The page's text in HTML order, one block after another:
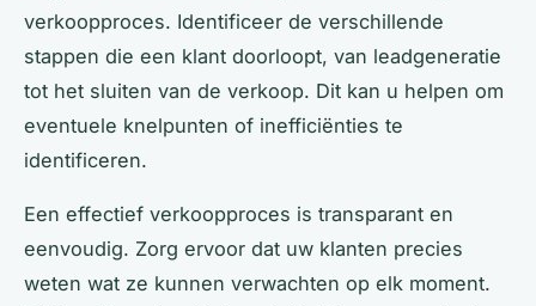
verkoopproces. Identificeer de verschillende
stappen die een klant doorloopt, van leadgeneratie
tot het sluiten van de verkoop. Dit kan u helpen om
eventuele knelpunten of inefficiënties te
identificeren.
Een effectief verkoopproces is transparant en
eenvoudig. Zorg ervoor dat uw klanten precies
weten wat ze kunnen verwachten op elk moment.